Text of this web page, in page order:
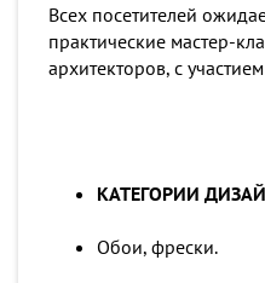
Всех посетителей
практические мастер-
архитекторов, с
КАТЕГОРИИ
Обои, фрески.